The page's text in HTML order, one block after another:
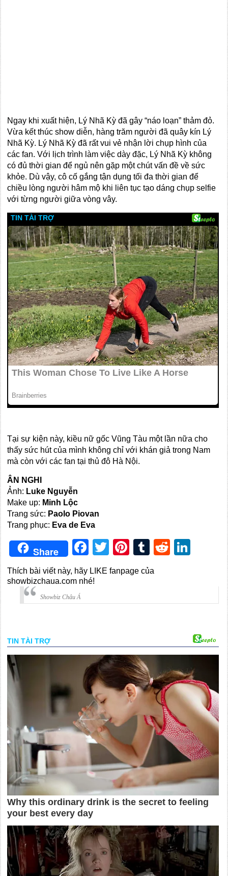
Ngay khi xuất hiện, Lý Nhã Kỳ đã gây “náo loạn” thảm đỏ.
Vừa kết thúc show diễn, hàng trăm người đã quây kín Lý
Nhã Kỳ. Lý Nhã Kỳ đã rất vui vẻ nhận lời chụp hình của
các fan. Với lịch trình làm việc dày đặc, Lý Nhã Kỳ không
có đủ thời gian để ngủ nên gặp một chút vấn đề về sức
khỏe. Dù vậy, cô cố gắng tận dụng tối đa thời gian để
chiều lòng người hâm mộ khi liên tục tạo dáng chụp selfie
với từng người giữa vòng vây.
Tại sự kiện này, kiều nữ gốc Vũng Tàu một lần nữa cho
thấy sức hút của mình không chỉ với khán giả trong Nam
mà còn với các fan tại thủ đô Hà Nội.
ÂN NGHI
Ảnh: Luke Nguyễn
Make up: Minh Lộc
Trang sức: Paolo Piovan
Trang phục: Eva de Eva
Share Facebook
TwitterPinterest
TumblrReddit
Thích bài viết này, hãy LIKE fanpage của
showbizchaua.com nhé!
Showbiz Châu Á